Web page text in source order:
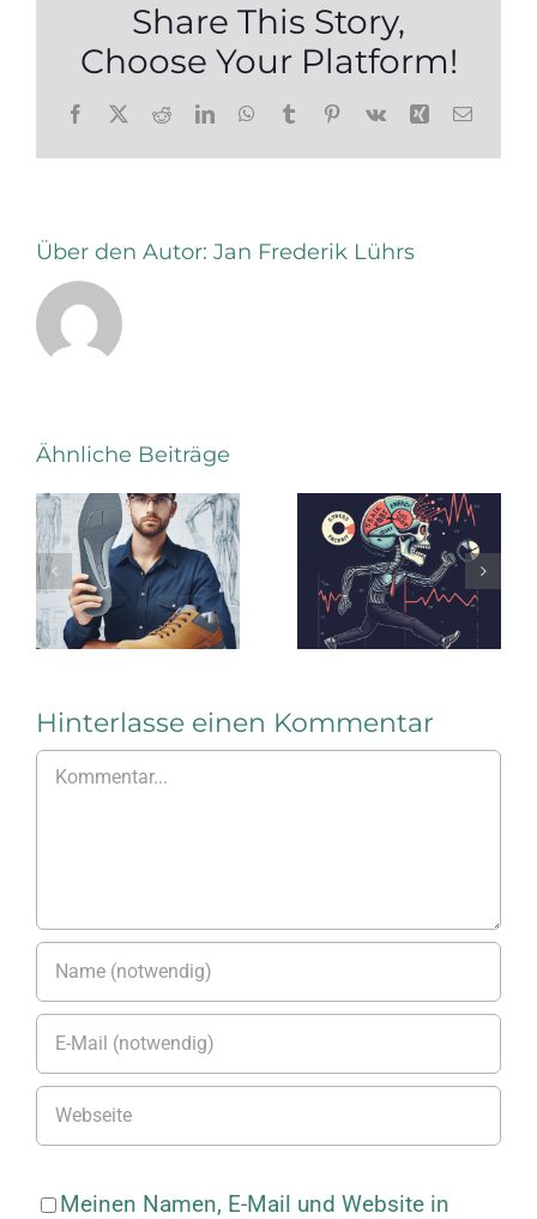
Share This Story,
Choose Your Platform!
Facebook
X RedditLinkedInWhatsApp
TumblrPinterest
Vk Xing E-
Über den Autor: Jan Frederik Lührs
Ähnliche Beiträge
Asymmetrische
Sohlenkonzepte
bei
ELTEN
Der Fuß
läuft so
lange,
bis er
Hinterlasse einen Kommentar
Kommentar
Meinen Namen, E-Mail und Website in